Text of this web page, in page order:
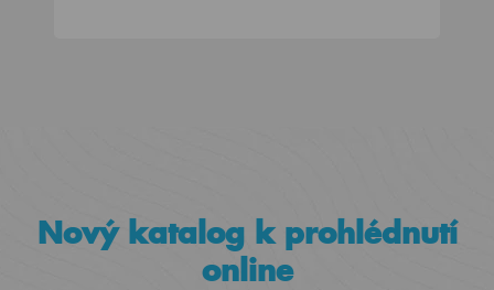
Nový katalog k prohlédnutí
online